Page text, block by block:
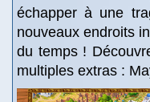
échapper à une
nouveaux endroits
du temps !
multiples extras :